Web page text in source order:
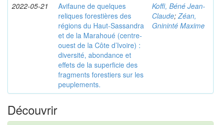
2022-05-21
Avifaune de quelques
reliques forestières des
régions du Haut-Sassandra
et de la Marahoué (centre-
ouest de la Côte d’Ivoire) :
diversité, abondance et
effets de la superficie des
fragments forestiers sur les
peuplements.
Koffi, Béné Jean-
Claude; Zéan,
Gnininté Maxime
Découvrir